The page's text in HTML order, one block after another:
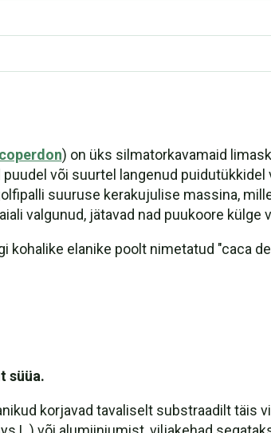
) on üks silmatorkavamaid
või suurtel langenud
suuruse kerakujulise massina,
valgunud, jätavad nad puukoore külge
kohalike elanike poolt nimetatud "caca
süüa.
korjavad tavaliselt substraadilt täis